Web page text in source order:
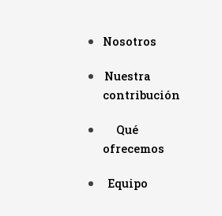
Nosotros
Nuestra
contribución
Qué
ofrecemos
Equipo